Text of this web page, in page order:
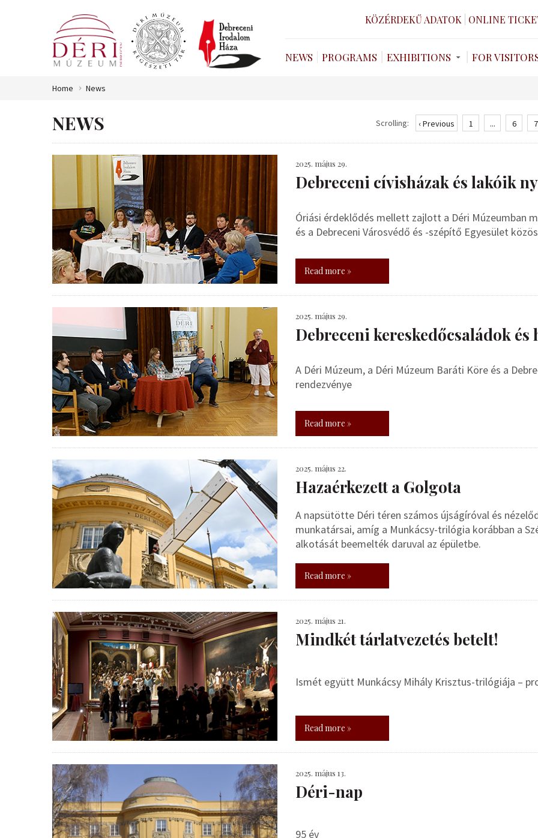
KÖZÉRDEKŰ ADATOK ONLINE
NEWS PROGRAMS EXHIBITIONS FOR
Home News
NEWS Scrolling: ‹ Previous 1 ... 6 7
2025. május 29.
Debreceni cívisházak és lakóik
Óriási érdeklődés mellett zajlott a Déri Múzeumban
és a Debreceni Városvédő és -szépítő Egyesület
Read more »
2025. május 29.
Debreceni kereskedőcsaládok és
A Déri Múzeum, a Déri Múzeum Baráti Köre és a
rendezvénye
Read more »
2025. május 22.
Hazaérkezett a Golgota
A napsütötte Déri téren számos újságíróval és
munkatársai, amíg a Munkácsy-trilógia korábban a
alkotását beemelték daruval az épületbe.
Read more »
2025. május 21.
Mindkét tárlatvezetés betelt!
Ismét együtt Munkácsy Mihály Krisztus-trilógiája –
Read more »
2025. május 13.
Déri-nap
95 év